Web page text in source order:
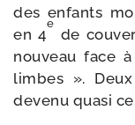
des enfants
en 4
e
de
nou­veau face
limbes ».
deve­nu qua­si